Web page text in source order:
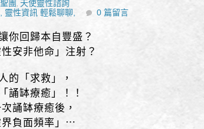
團, 天使靈性諮詢
靈性資訊 輕鬆聊聊, 0 篇留言
你回歸本自豐盛？
安非他命」注射？
的「求救」，
誦缽療癒」！！
誦缽療癒後，
界負面頻率」⋯